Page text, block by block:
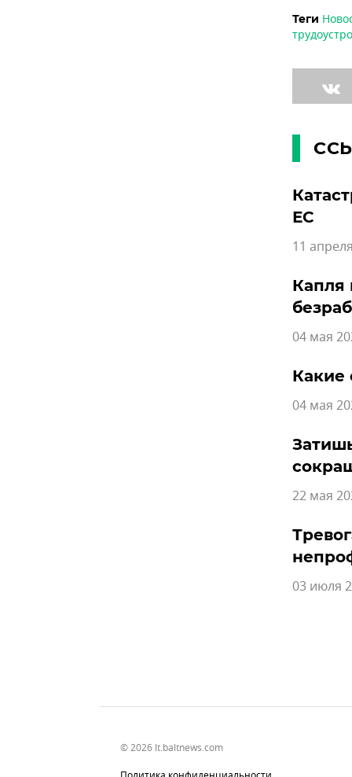
Теги
ЕС
11
Капля
04 мая
Какие
04 мая
22 мая
03 июля
© 2026 lt.baltnews.com